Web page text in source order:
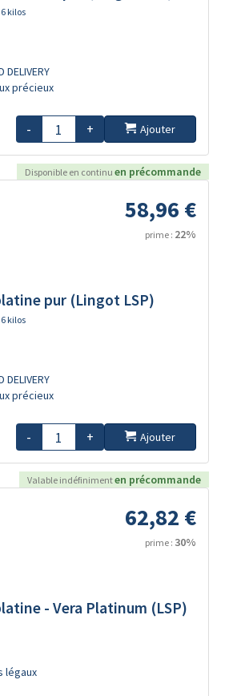
kilos
DELIVERY
précieux
- + Ajouter
Disponible en continu en précommande
58,96 €
prime : 22%
pur (Lingot LSP)
kilos
DELIVERY
précieux
- + Ajouter
Valable indéfinimenten précommande
62,82 €
prime : 30%
- Vera Platinum (LSP)
légaux